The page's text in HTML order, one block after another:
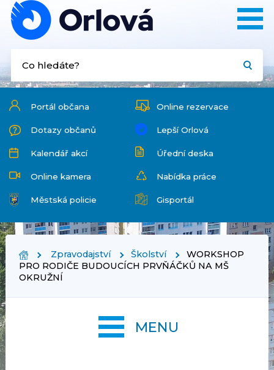
Portál občana Online rezervace
Dotazy občanů Lepší Orlová
Kalendář akcí Úřední deska
Online kamera Nabídka práce
Městská policie Gisportál
Zpravodajství Školství
WORKSHOP
PRO RODIČE BUDOUCÍCH PRVŇÁČKŮ NA MŠ
OKRUŽNÍ
MENU